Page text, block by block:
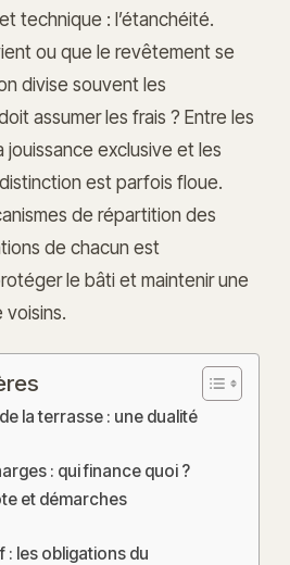
technique : l’étanchéité.
ou que le revêtement se
divise souvent les
assumer les frais ? Entre les
jouissance exclusive et les
est parfois floue.
de répartition des
de chacun est
le bâti et maintenir une
la terrasse : une dualité
: qui finance quoi ?
et démarches
: les obligations du